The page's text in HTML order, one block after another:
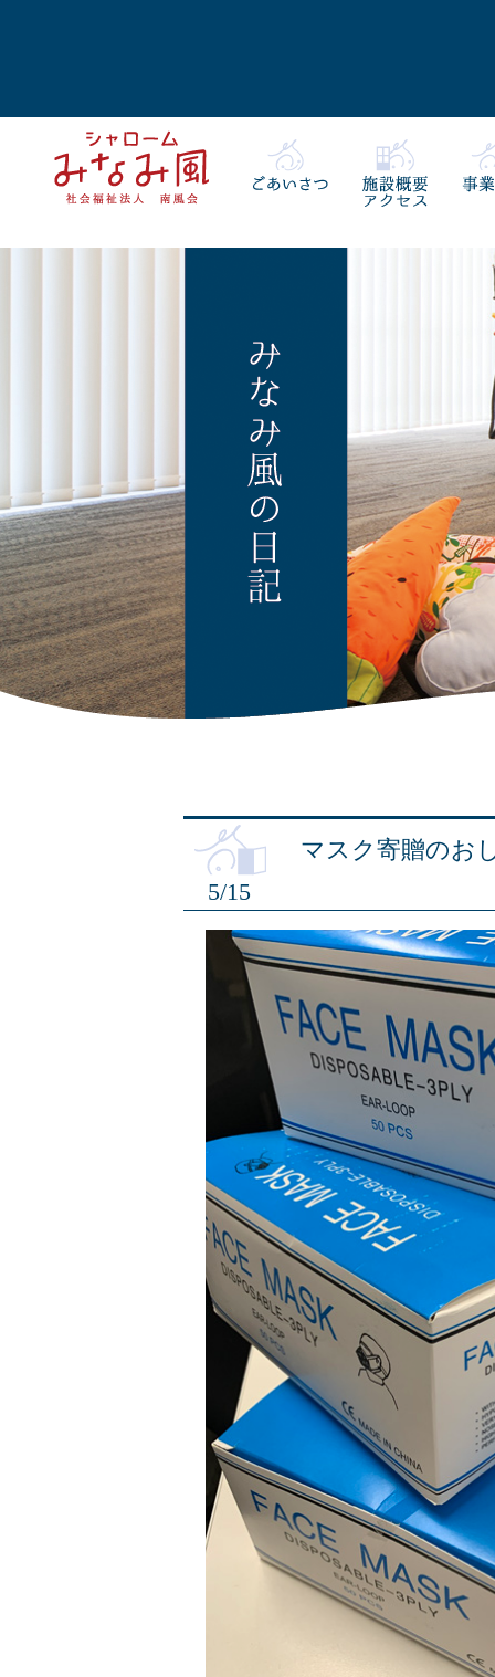
5/15
マスク寄贈のお